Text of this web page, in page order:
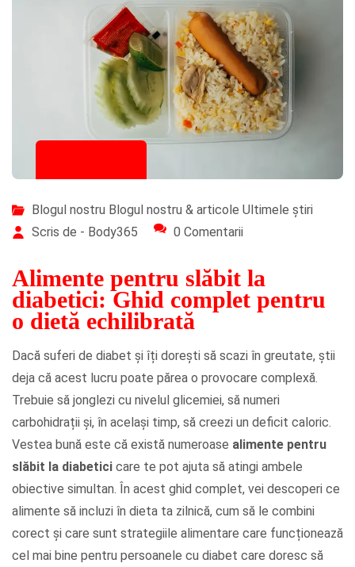
Blogul nostru Blogul nostru & articole Ultimele știri
Scris de - Body365
0 Comentarii
Alimente pentru slăbit la
diabetici: Ghid complet pentru
o dietă echilibrată
Dacă suferi de diabet și îți dorești să scazi în greutate, știi
deja că acest lucru poate părea o provocare complexă.
Trebuie să jonglezi cu nivelul glicemiei, să numeri
carbohidrații și, în același timp, să creezi un deficit caloric.
Vestea bună este că există numeroase alimente pentru
slăbit la diabetici care te pot ajuta să atingi ambele
obiective simultan. În acest ghid complet, vei descoperi ce
alimente să incluzi în dieta ta zilnică, cum să le combini
corect și care sunt strategiile alimentare care funcționează
cel mai bine pentru persoanele cu diabet care doresc să